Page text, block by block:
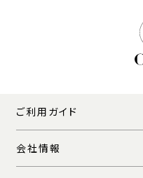
ご利用ガイド
会社情報